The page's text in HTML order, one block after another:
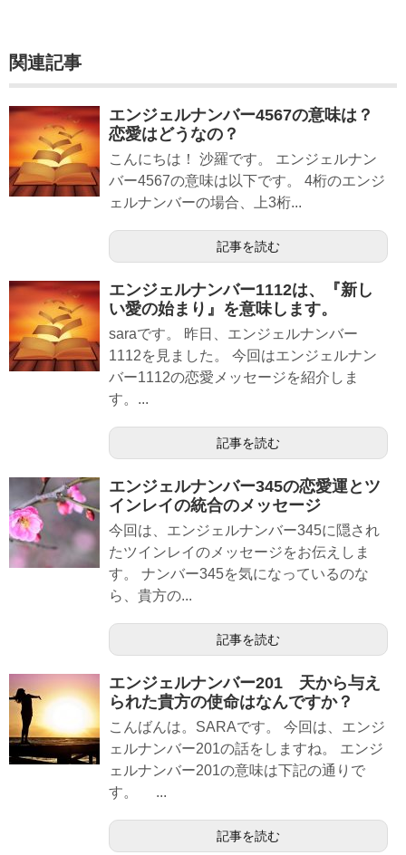
関連記事
エンジェルナンバー4567の意味は？
恋愛はどうなの？
こんにちは！ 沙羅です。 エンジェルナン
バー4567の意味は以下です。 4桁のエンジ
ェルナンバーの場合、上3桁...
記事を読む
エンジェルナンバー1112は、『新し
い愛の始まり』を意味します。
saraです。 昨日、エンジェルナンバー
1112を見ました。 今回はエンジェルナン
バー1112の恋愛メッセージを紹介しま
す。...
記事を読む
エンジェルナンバー345の恋愛運とツ
インレイの統合のメッセージ
今回は、エンジェルナンバー345に隠され
たツインレイのメッセージをお伝えしま
す。 ナンバー345を気になっているのな
ら、貴方の...
記事を読む
エンジェルナンバー201 天から与え
られた貴方の使命はなんですか？
こんばんは。SARAです。 今回は、エンジ
ェルナンバー201の話をしますね。 エンジ
ェルナンバー201の意味は下記の通りで
す。 ...
記事を読む